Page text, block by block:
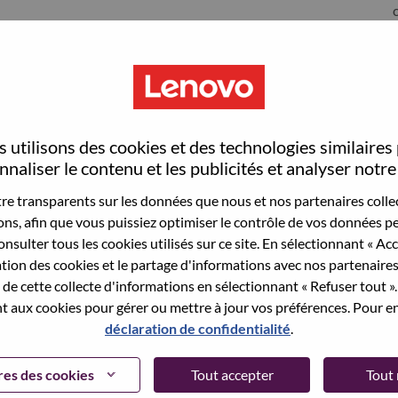
utilisons des cookies et des technologies similaires
le contenu et les publicités et analyser
transparents sur les données que nous et nos partenaires
afin que vous puissiez optimiser le contrôle de vos données
tous les cookies utilisés sur ce site. En sélectionnant «
des cookies et le partage d'informations avec nos
cette collecte d'informations en sélectionnant « Refuser tout
aux cookies pour gérer ou mettre à jour vos préférences. Pour
déclaration de confidentialité
des cookies Tout accepter Tout
what we do. We WOW our customers.
powerhouse, ranked #153 in the Fortune Global
in 180 markets. Focused on a bold vision to deliver
its success as the world’s largest PC company with a full-
optimized devices (PCs, workstations, smartphones,
performance computing and software defined
Lenovo’s continued investment in world-changing